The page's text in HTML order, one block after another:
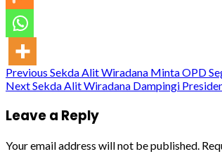
Continue
Previous Sekda Alit Wiradana Minta OPD
NextSekda Alit Wiradana Dampingi
Leave a Reply
Your email address will not be published.